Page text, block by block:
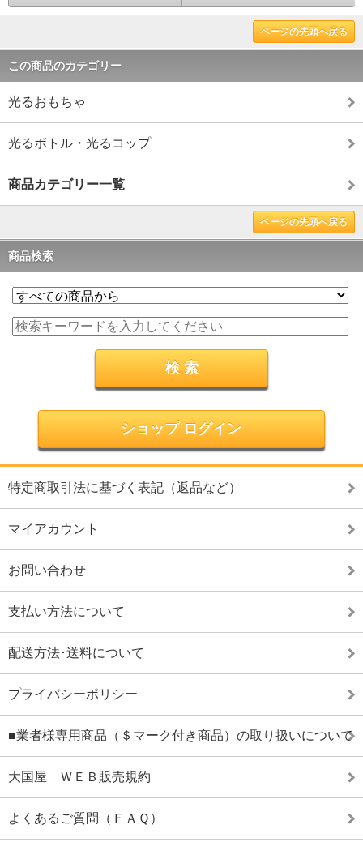
ページの先頭へ戻る
この商品のカテゴリー
光るおもちゃ
光るボトル・光るコップ
商品カテゴリー一覧
ページの先頭へ戻る
商品検索
ショップ ログイン
特定商取引法に基づく表記（返品など）
マイアカウント
お問い合わせ
支払い方法について
配送方法･送料について
プライバシーポリシー
■業者様専用商品（＄マーク付き商品）の取り扱いについて
大国屋 ＷＥＢ販売規約
よくあるご質問（ＦＡＱ）